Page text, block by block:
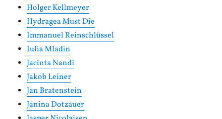
Holger Kellmeyer
Hydragea Must Die
Immanuel Reinschlüssel
Iulia Mladin
Jacinta Nandi
Jakob Leiner
Jan Bratenstein
Janina Dotzauer